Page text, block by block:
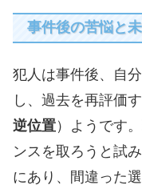
事件後の苦悩と
犯人は事件後、自
し、過去を再評価
逆位置）ようです
ンスを取ろうと試
にあり、間違った